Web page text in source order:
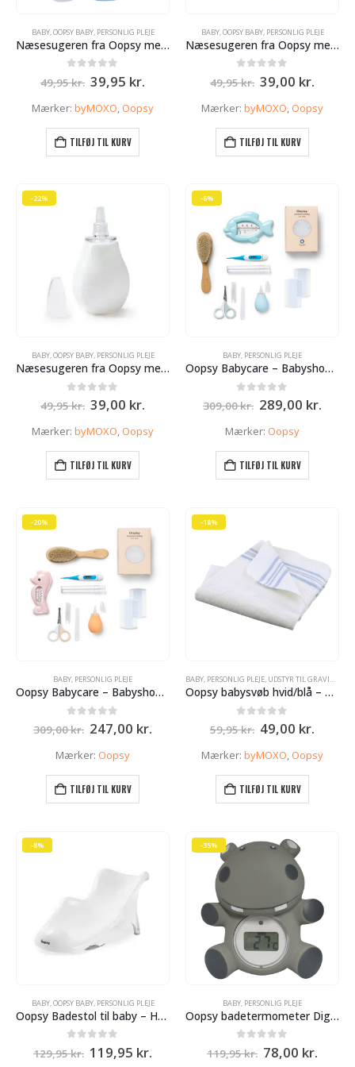
BABY, OOPSY BABY, PERSONLIG PLEJE
Næsesugeren fra Oopsy med soft tip – blå
ud af 5
49,95kr. Den
oprindelige
pris
var:
49,95 kr..
39,95 kr.
aktuelle
pris
er:
Mærker: byMOXO Oopsy
TILFØJ TIL KURV
BABY, OOPSY BABY, PERSONLIG PLEJE
Næsesugeren fra Oopsy med soft tip – Fersken
ud af 5
49,95kr. Den
oprindelige
pris
var:
49,95 kr..
39,00 kr.
pris
er:
Mærker: byMOXO Oopsy
TILFØJ TIL KURV
-22%
BABY,OOPSY BABY, PERSONLIG PLEJE
Næsesugeren fra Oopsy med soft tip – Hvid
ud af 5
49,95kr. Den
oprindelige
pris
49,95 kr..
39,00 kr.Den
pris
er:
Mærker: byMOXO, Oopsy
TILFØJ TIL KURV
-6%
BABY, PERSONLIG PLEJE
Oopsy Babycare – Babyshower pakke – Blå
ud af 5
309,00kr. Den
oprindelige
pris
309,00 kr..
289,00 kr.Den
Mærker: Oopsy
TILFØJ TIL KURV
-20%
BABY, PERSONLIG PLEJE
Oopsy Babycare – Babyshower pakke – Rosa
ud af 5
309,00kr. Den
oprindelige
pris
309,00 kr..
247,00 kr.Den
247,00 kr..
Mærker: Oopsy
TILFØJ TIL KURV
-18%
BABY, PERSONLIG PLEJE, UDSTYR TIL GRAVIDE OG NYBAGTE MØDRE
Oopsy babysvøb hvid/blå – bomuld
ud af 5
59,95kr. Den
oprindelige
pris
59,95 kr..
49,00 kr.Den
pris
er:
Mærker: byMOXO, Oopsy
TILFØJ TIL KURV
-8%
BABY,OOPSY BABY, PERSONLIG PLEJE
Oopsy Badestol til baby – Hvid
ud af 5
129,95kr. Den
119,95 kr.Den
-35%
BABY, PERSONLIG PLEJE
Oopsy badetermometer Digitalt – Hippo
ud af 5
119,95kr. Den
78,00 kr.Den